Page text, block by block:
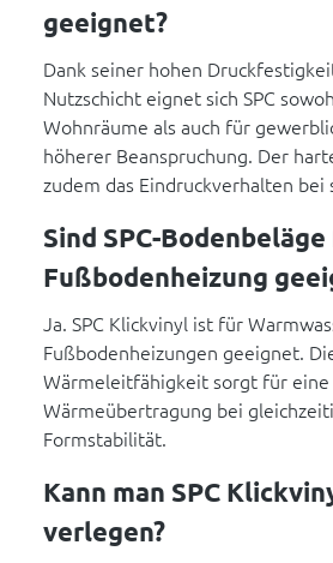
geeignet?
Dank seiner hohen
Nutzschicht eignet sich SPC
Wohnräume als auch für
höherer Beanspruchung. Der
zudem das Eindruckverhalten bei
Sind SPC-
Fußbodenheizung
Ja. SPC Klickvinyl ist für
Fußbodenheizungen geeignet.
Wärmeleitfähigkeit sorgt für
Wärmeübertragung bei
Formstabilität.
Kann man SPC
verlegen?